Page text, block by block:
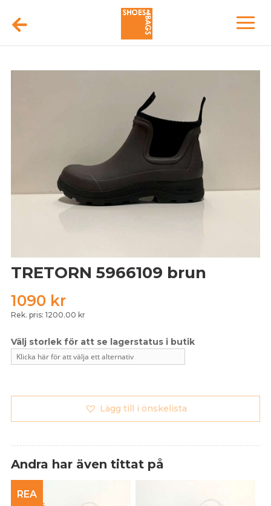
TRETORN 5966109 brun
1090 kr
Rek. pris: 1200.00 kr
Lägg till i önskelista
Andra har även tittat på
REA